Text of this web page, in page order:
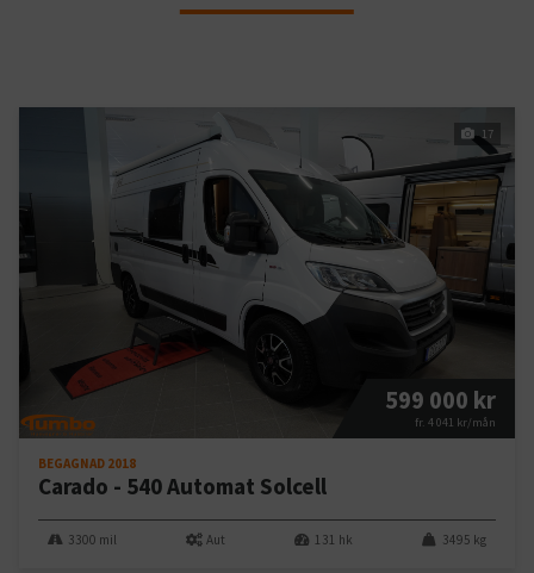
17
599 000 kr
fr. 4 041 kr/mån
BEGAGNAD 2018
Carado - 540 Automat Solcell
3300 mil Aut 131 hk 3495 kg